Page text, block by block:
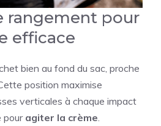
rangement pour
efficace
bien au fond du sac, proche
position maximise
verticales à chaque impact
pour agiter la crème.